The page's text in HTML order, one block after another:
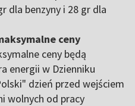
dla benzyny i 28 gr dla
ceny
ceny będą
energii w Dzienniku
dzień przed wejściem
wolnych od pracy